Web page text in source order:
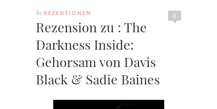
0
In REZENSIONEN
Rezension zu : The
Darkness Inside:
Gehorsam von Davis
Black & Sadie Baines